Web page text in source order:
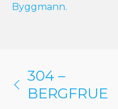
Byggmann.
304 –
BERGFRUE